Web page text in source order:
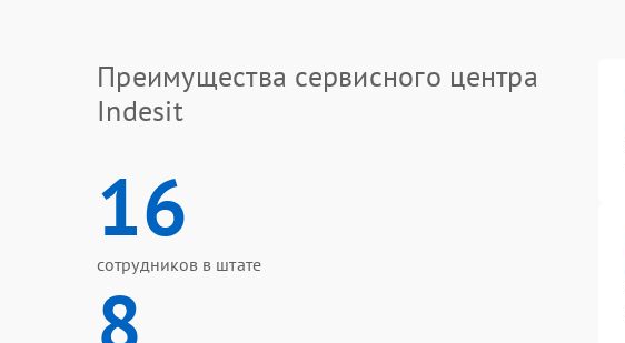
Преимущества сервисного центра
Indesit
16
сотрудников в штате